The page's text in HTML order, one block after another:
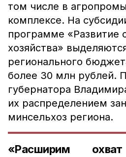
том числе в
комплексе. На
программе «Развитие
хозяйства»
регионального
более 30 млн рублей.
губернатора
их распределением
минсельхоз региона.
«Расширим